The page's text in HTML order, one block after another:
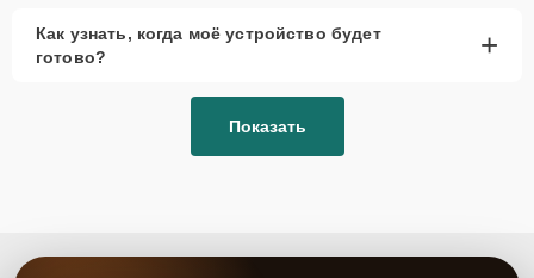
Как узнать, когда моё устройство будет
готово?
+
Показать